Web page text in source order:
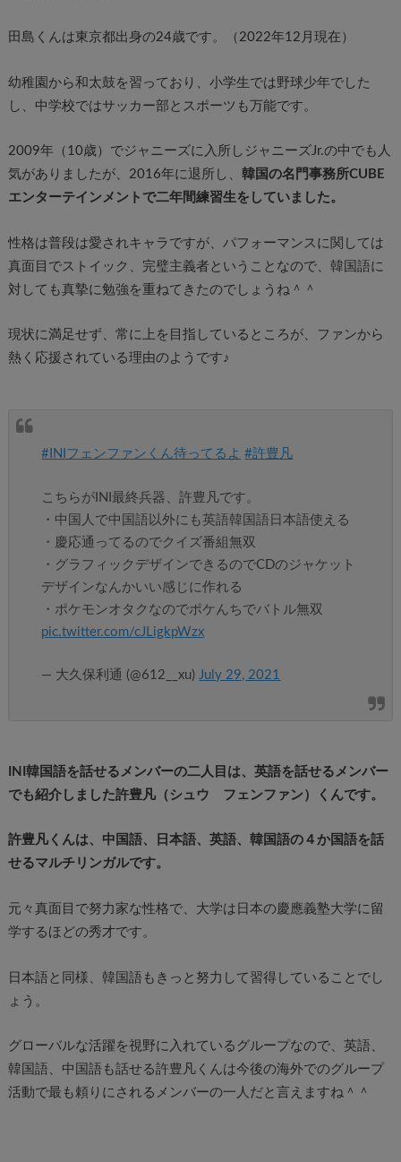
田島くんは東京都出身の24歳です。（2022年12月現在）
幼稚園から和太鼓を習っており、小学生では野球少年でした
し、中学校ではサッカー部とスポーツも万能です。
2009年（10歳）でジャニーズに入所しジャニーズJr.の中でも人
気がありましたが、2016年に退所し、 韓国の名門事務所CUBE
エンターテインメントで二年間練習生をしていました。
性格は普段は愛されキャラですが、パフォーマンスに関しては
真面目でストイック、完璧主義者ということなので、韓国語に
対しても真摯に勉強を重ねてきたのでしょうね＾＾
現状に満足せず、常に上を目指しているところが、ファンから
熱く応援されている理由のようです♪
#INIフェンファンくん待ってるよ #許豊凡
こちらがINI最終兵器、許豊凡です。
・中国人で中国語以外にも英語韓国語日本語使える
・慶応通ってるのでクイズ番組無双
・グラフィックデザインできるのでCDのジャケット
デザインなんかいい感じに作れる
・ポケモンオタクなのでポケんちでバトル無双
pic.twitter.com/cJLigkpWzx
— 大久保利通 (@612__xu)July 29, 2021
INI韓国語を話せるメンバーの二人目は、英語を話せるメンバー
でも紹介しました許豊凡（シュウ フェンファン）くんです。
許豊凡くんは、中国語、日本語、英語、韓国語の４か国語を話
せるマルチリンガルです。
元々真面目で努力家な性格で、大学は日本の慶應義塾大学に留
学するほどの秀才です。
日本語と同様、韓国語もきっと努力して習得していることでし
ょう。
グローバルな活躍を視野に入れているグループなので、英語、
韓国語、中国語も話せる許豊凡くんは今後の海外でのグループ
活動で最も頼りにされるメンバーの一人だと言えますね＾＾